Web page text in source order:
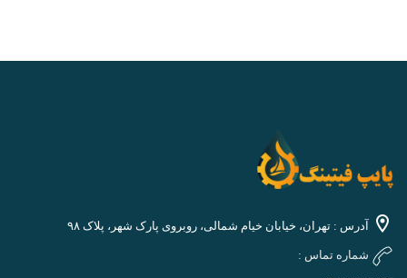
آدرس : تهران، خیابان خیام شمالی، روبروی پارک شهر، پلاک ۹۸
شماره تماس :